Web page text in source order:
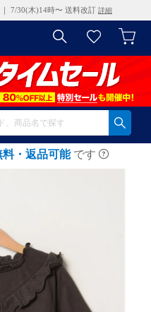
｜ 7/30(木)14時〜 送料改訂 詳細
・返品可能 です